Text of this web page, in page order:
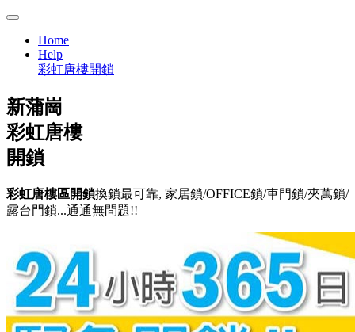
Home
Help
彩虹唐樓開鎖
新蒲崗
彩虹唐樓
開鎖
彩虹唐樓區開鎖換鎖最可靠, 家居鎖/OFFICE鎖/車門鎖/夾萬鎖/
露台門鎖...通通無問題!!